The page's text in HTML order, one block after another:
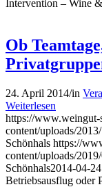
Intervention – Wine
Ob
24. April 2014/in
Weiterlesen
https://www.weingut-
content/uploads/
Schönhals https://
content/uploads/
Schönhals2014-04-
Betriebsausflug oder